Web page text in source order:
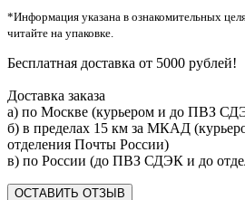
*Информация указана в ознакомительных
читайте на упаковке.
Бесплатная доставка от 5000 рублей!
Доставка заказа
а) по Москве (курьером и до ПВЗ
б) в пределах 15 км за МКАД
отделения Почты России)
в) по России (до ПВЗ СДЭК и до
ОСТАВИТЬ ОТЗЫВ